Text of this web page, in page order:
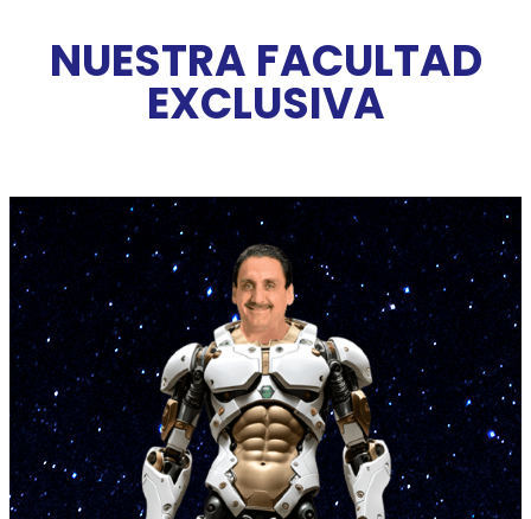
NUESTRA FACULTAD
EXCLUSIVA